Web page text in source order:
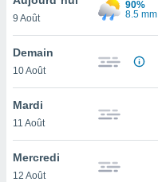
et
»,
au
vous
qu'ils
ou
9 Août
90%
8.5 mm
Demain
10 Août
Mardi
11 Août
Mercredi
12 Août